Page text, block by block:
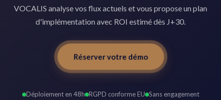
VOCALIS analyse vos flux actuels et vous propose un plan
d'implémentation avec ROI estimé dès J+30.
Réserver votre démo
Déploiement en 48h RGPD conforme EU Sans engagement